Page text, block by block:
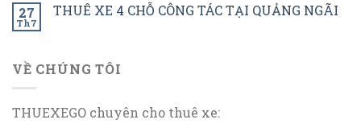
27
Th7
THUÊ XE 4 CHỖ CÔNG TÁC TẠI QUẢNG NGÃI
VỀ CHÚNG TÔI
THUEXEGO chuyên cho thuê xe: